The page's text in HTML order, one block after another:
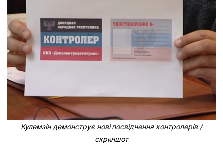
Кулемзін демонструє нові посвідчення контролерів /
скриншот